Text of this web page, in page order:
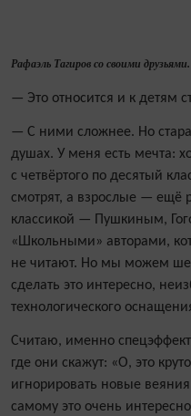
Рафаэль Тагиров со своими друзьями.
— Это относится и к детям
— С ними сложнее. Но
душах. У меня есть мечта:
с четвёртого по десятый
смотрят, а взрослые — ещё
классикой — Пушкиным,
«Школьными» авторами,
не читают. Но мы можем
сделать это интересно,
технологического
Считаю, именно
где они скажут: «О, это
игнорировать новые
самому это очень